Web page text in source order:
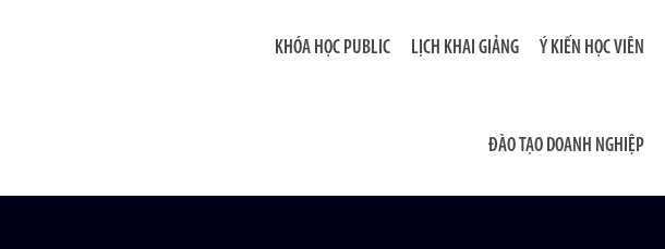
KHÓA HỌC PUBLIC LỊCH KHAI GIẢNG Ý KIẾN HỌC VIÊN
ĐÀO TẠO DOANH NGHIỆP